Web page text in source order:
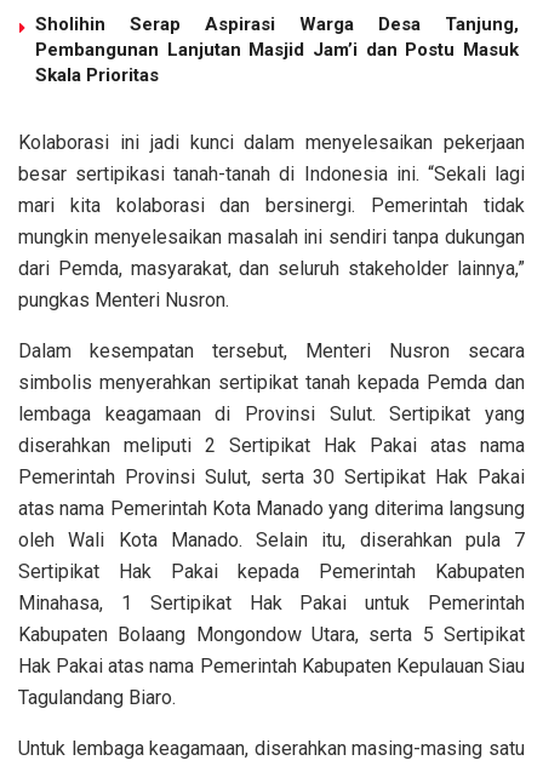
Sholihin Serap Aspirasi Warga Desa Tanjung,
Pembangunan Lanjutan Masjid Jam’i dan Postu Masuk
Skala Prioritas
Kolaborasi ini jadi kunci dalam menyelesaikan pekerjaan
besar sertipikasi tanah-tanah di Indonesia ini. “Sekali lagi
mari kita kolaborasi dan bersinergi. Pemerintah tidak
mungkin menyelesaikan masalah ini sendiri tanpa dukungan
dari Pemda, masyarakat, dan seluruh stakeholder lainnya,”
pungkas Menteri Nusron.
Dalam kesempatan tersebut, Menteri Nusron secara
simbolis menyerahkan sertipikat tanah kepada Pemda dan
lembaga keagamaan di Provinsi Sulut. Sertipikat yang
diserahkan meliputi 2 Sertipikat Hak Pakai atas nama
Pemerintah Provinsi Sulut, serta 30 Sertipikat Hak Pakai
atas nama Pemerintah Kota Manado yang diterima langsung
oleh Wali Kota Manado. Selain itu, diserahkan pula 7
Sertipikat Hak Pakai kepada Pemerintah Kabupaten
Minahasa, 1 Sertipikat Hak Pakai untuk Pemerintah
Kabupaten Bolaang Mongondow Utara, serta 5 Sertipikat
Hak Pakai atas nama Pemerintah Kabupaten Kepulauan Siau
Tagulandang Biaro.
Untuk lembaga keagamaan, diserahkan masing-masing satu